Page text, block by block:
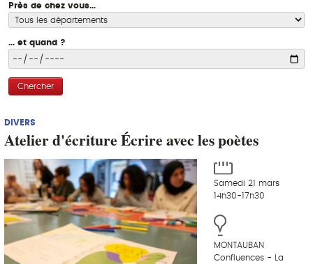
Près de chez vous...
... et quand ?
Chercher
DIVERS
Atelier d'écriture Écrire avec les poètes
Samedi 21 mars
14h30-17h30
MONTAUBAN
Confluences - La